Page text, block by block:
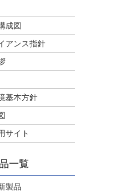
成図
アンス指針
基本方針
サイト
一覧
製品